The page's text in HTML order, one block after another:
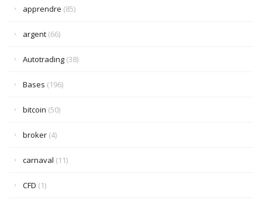
apprendre (85)
argent (66)
Autotrading (38)
Bases (196)
bitcoin (50)
broker (4)
carnaval (11)
CFD (1)